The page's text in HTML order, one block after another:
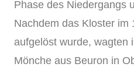
Phase des Niedergangs
Nachdem das Kloster im
aufgelöst wurde, wagten
Mönche aus Beuron in